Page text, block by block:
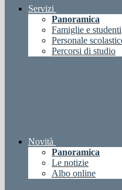
Servizi
Panoramica
Famiglie e studenti
Personale
Percorsi di studio
Novità
Panoramica
Le notizie
Albo online